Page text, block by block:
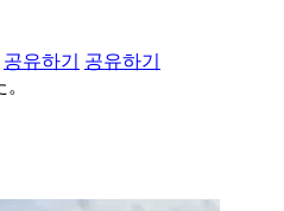
공유하기
공유하기